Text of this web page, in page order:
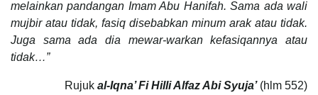
melainkan pandangan Imam Abu Hanifah. Sama ada wali
mujbir atau tidak, fasiq disebabkan minum arak atau tidak.
Juga sama ada dia mewar-warkan kefasiqannya atau
tidak…”
Rujuk al-Iqna’ Fi Hilli Alfaz Abi Syuja’(hlm 552)